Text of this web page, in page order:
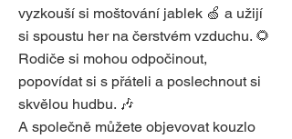
vyzkouší si moštování jablek 🍏 a užijí
si spoustu her na čerstvém vzduchu. 🌻
Rodiče si mohou odpočinout,
popovídat si s přáteli a poslechnout si
skvělou hudbu. 🎶
A společně můžete objevovat kouzlo